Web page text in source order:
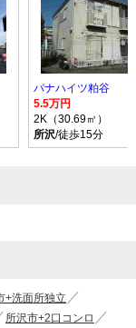
パナハイツ粕谷
5.5万円
2K（30.69㎡）
所沢/徒歩15分
+洗面所独立
所沢市+2口コンロ